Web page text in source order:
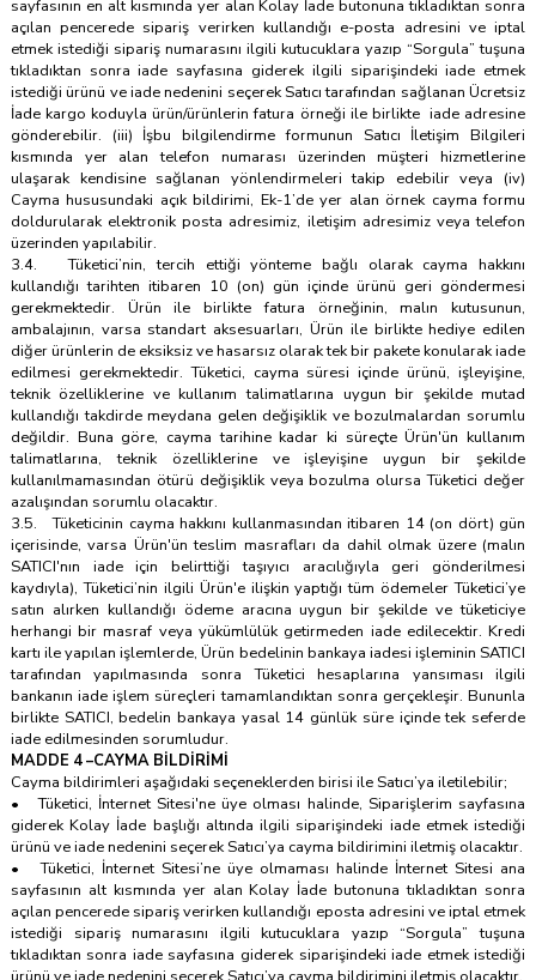
sayfasının en alt kısmında yer alan Kolay İade butonuna tıkladıktan sonra
açılan pencerede sipariş verirken kullandığı e-posta adresini ve iptal
etmek istediği sipariş numarasını ilgili kutucuklara yazıp “Sorgula” tuşuna
tıkladıktan sonra iade sayfasına giderek ilgili siparişindeki iade etmek
istediği ürünü ve iade nedenini seçerek Satıcı tarafından sağlanan Ücretsiz
İade kargo koduyla ürün/ürünlerin fatura örneği ile birlikte iade adresine
gönderebilir. (iii) İşbu bilgilendirme formunun Satıcı İletişim Bilgileri
kısmında yer alan telefon numarası üzerinden müşteri hizmetlerine
ulaşarak kendisine sağlanan yönlendirmeleri takip edebilir veya (iv)
Cayma hususundaki açık bildirimi, Ek-1’de yer alan örnek cayma formu
doldurularak elektronik posta adresimiz, iletişim adresimiz veya telefon
üzerinden yapılabilir.
3.4. Tüketici’nin, tercih ettiği yönteme bağlı olarak cayma hakkını
kullandığı tarihten itibaren 10 (on) gün içinde ürünü geri göndermesi
gerekmektedir. Ürün ile birlikte fatura örneğinin, malın kutusunun,
ambalajının, varsa standart aksesuarları, Ürün ile birlikte hediye edilen
diğer ürünlerin de eksiksiz ve hasarsız olarak tek bir pakete konularak iade
edilmesi gerekmektedir. Tüketici, cayma süresi içinde ürünü, işleyişine,
teknik özelliklerine ve kullanım talimatlarına uygun bir şekilde mutad
kullandığı takdirde meydana gelen değişiklik ve bozulmalardan sorumlu
değildir. Buna göre, cayma tarihine kadar ki süreçte Ürün'ün kullanım
talimatlarına, teknik özelliklerine ve işleyişine uygun bir şekilde
kullanılmamasından ötürü değişiklik veya bozulma olursa Tüketici değer
azalışından sorumlu olacaktır.
3.5. Tüketicinin cayma hakkını kullanmasından itibaren 14 (on dört) gün
içerisinde, varsa Ürün'ün teslim masrafları da dahil olmak üzere (malın
SATICI'nın iade için belirttiği taşıyıcı aracılığıyla geri gönderilmesi
kaydıyla), Tüketici’nin ilgili Ürün'e ilişkin yaptığı tüm ödemeler Tüketici’ye
satın alırken kullandığı ödeme aracına uygun bir şekilde ve tüketiciye
herhangi bir masraf veya yükümlülük getirmeden iade edilecektir. Kredi
kartı ile yapılan işlemlerde, Ürün bedelinin bankaya iadesi işleminin SATICI
tarafından yapılmasında sonra Tüketici hesaplarına yansıması ilgili
bankanın iade işlem süreçleri tamamlandıktan sonra gerçekleşir. Bununla
birlikte SATICI, bedelin bankaya yasal 14 günlük süre içinde tek seferde
iade edilmesinden sorumludur.
MADDE 4 –CAYMA BİLDİRİMİ
Cayma bildirimleri aşağıdaki seçeneklerden birisi ile Satıcı’ya iletilebilir;
• Tüketici, İnternet Sitesi'ne üye olması halinde, Siparişlerim sayfasına
giderek Kolay İade başlığı altında ilgili siparişindeki iade etmek istediği
ürünü ve iade nedenini seçerek Satıcı’ya cayma bildirimini iletmiş olacaktır.
• Tüketici, İnternet Sitesi’ne üye olmaması halinde İnternet Sitesi ana
sayfasının alt kısmında yer alan Kolay İade butonuna tıkladıktan sonra
açılan pencerede sipariş verirken kullandığı eposta adresini ve iptal etmek
istediği sipariş numarasını ilgili kutucuklara yazıp “Sorgula” tuşuna
tıkladıktan sonra iade sayfasına giderek siparişindeki iade etmek istediği